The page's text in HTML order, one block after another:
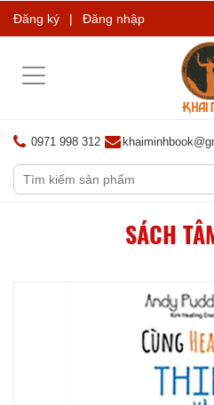
Đăng ký | Đăng nhập
Toggle
0971 998 312
SÁCH